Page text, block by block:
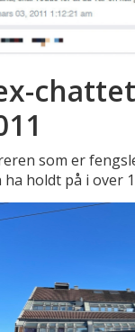
som er
ha holdt på i over